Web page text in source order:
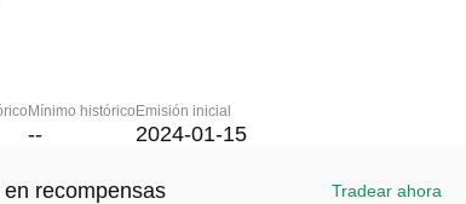
Mínimo histórico
--
Emisión inicial
2024-01-15
recompensas Tradear ahora